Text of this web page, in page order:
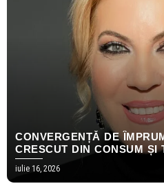
CONVERGENȚĂ DE
CRESCUT DIN CONSUM ȘI
AMBELE S-AU OPRIT
iulie 16, 2026